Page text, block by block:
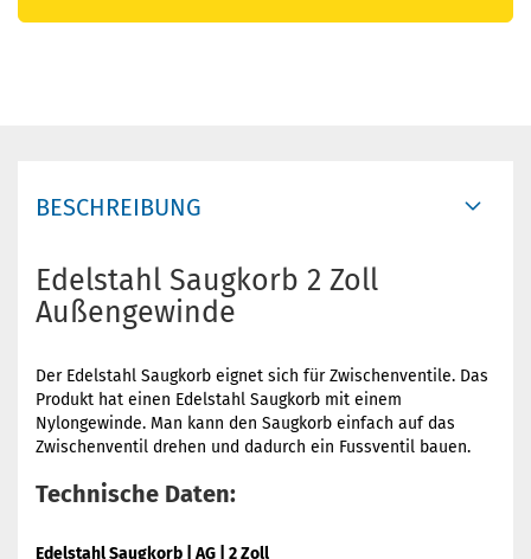
BESCHREIBUNG
Edelstahl Saugkorb 2 Zoll
Außengewinde
Der Edelstahl Saugkorb eignet sich für Zwischenventile. Das
Produkt hat einen Edelstahl Saugkorb mit einem
Nylongewinde. Man kann den Saugkorb einfach auf das
Zwischenventil drehen und dadurch ein Fussventil bauen.
Technische Daten:
Edelstahl Saugkorb | AG | 2 Zoll